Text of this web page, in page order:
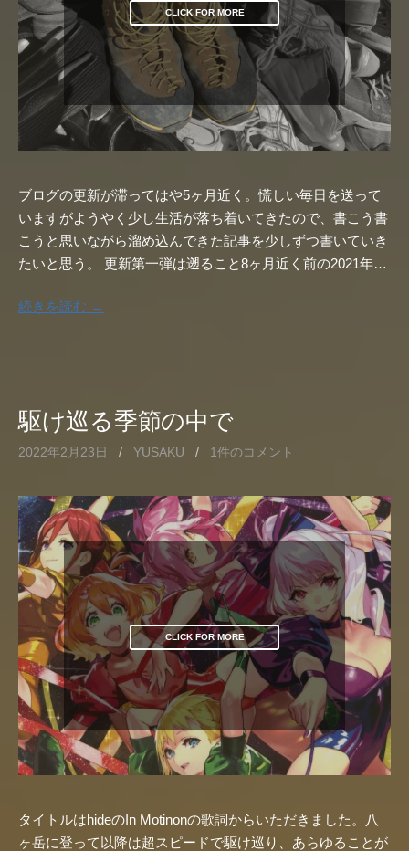
CLICK FOR MORE
ブログの更新が滞ってはや5ヶ月近く。慌しい毎日を送って
いますがようやく少し生活が落ち着いてきたので、書こう書
こうと思いながら溜め込んできた記事を少しずつ書いていき
たいと思う。 更新第一弾は遡ること8ヶ月近く前の2021年…
続きを読む →
駆け巡る季節の中で
2022年2月23日 / YUSAKU / 1件のコメント
CLICK FOR MORE
タイトルはhideのIn Motinonの歌詞からいただきました。八
ヶ岳に登って以降は超スピードで駆け巡り、あらゆることが